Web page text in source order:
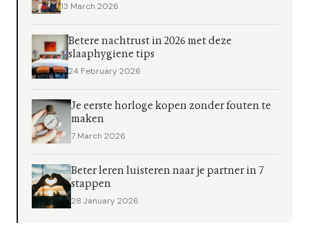
13 March 2026
Betere nachtrust in 2026 met deze
slaaphygiene tips
24 February 2026
Je eerste horloge kopen zonder fouten te
maken
7 March 2026
Beter leren luisteren naar je partner in 7
stappen
28 January 2026